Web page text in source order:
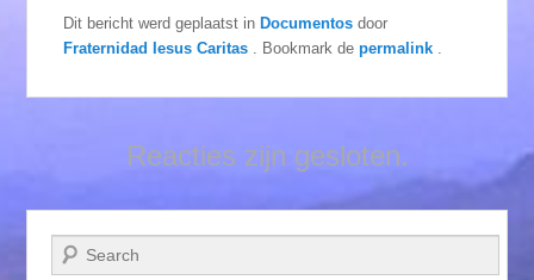
Dit bericht werd geplaatst inDocumentos door
Fraternidad Iesus Caritas
. Bookmark depermalink
Reacties zijn gesloten.
Zoeken